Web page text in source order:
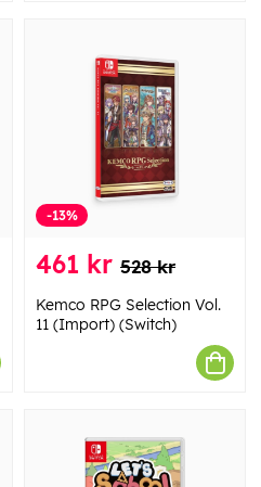
-13%
461 kr 528 kr
Kemco RPG Selection Vol.
11 (Import) (Switch)